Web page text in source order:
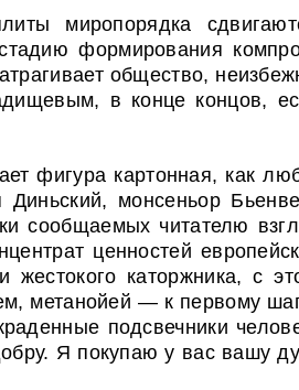
миропорядка
формирования
общество,
в конце концов,
фигура картонная, как
монсеньор
сообщаемых читателю
ценностей
каторжника, с
метанойей — к первому
подсвечники
Я покупаю у вас вашу